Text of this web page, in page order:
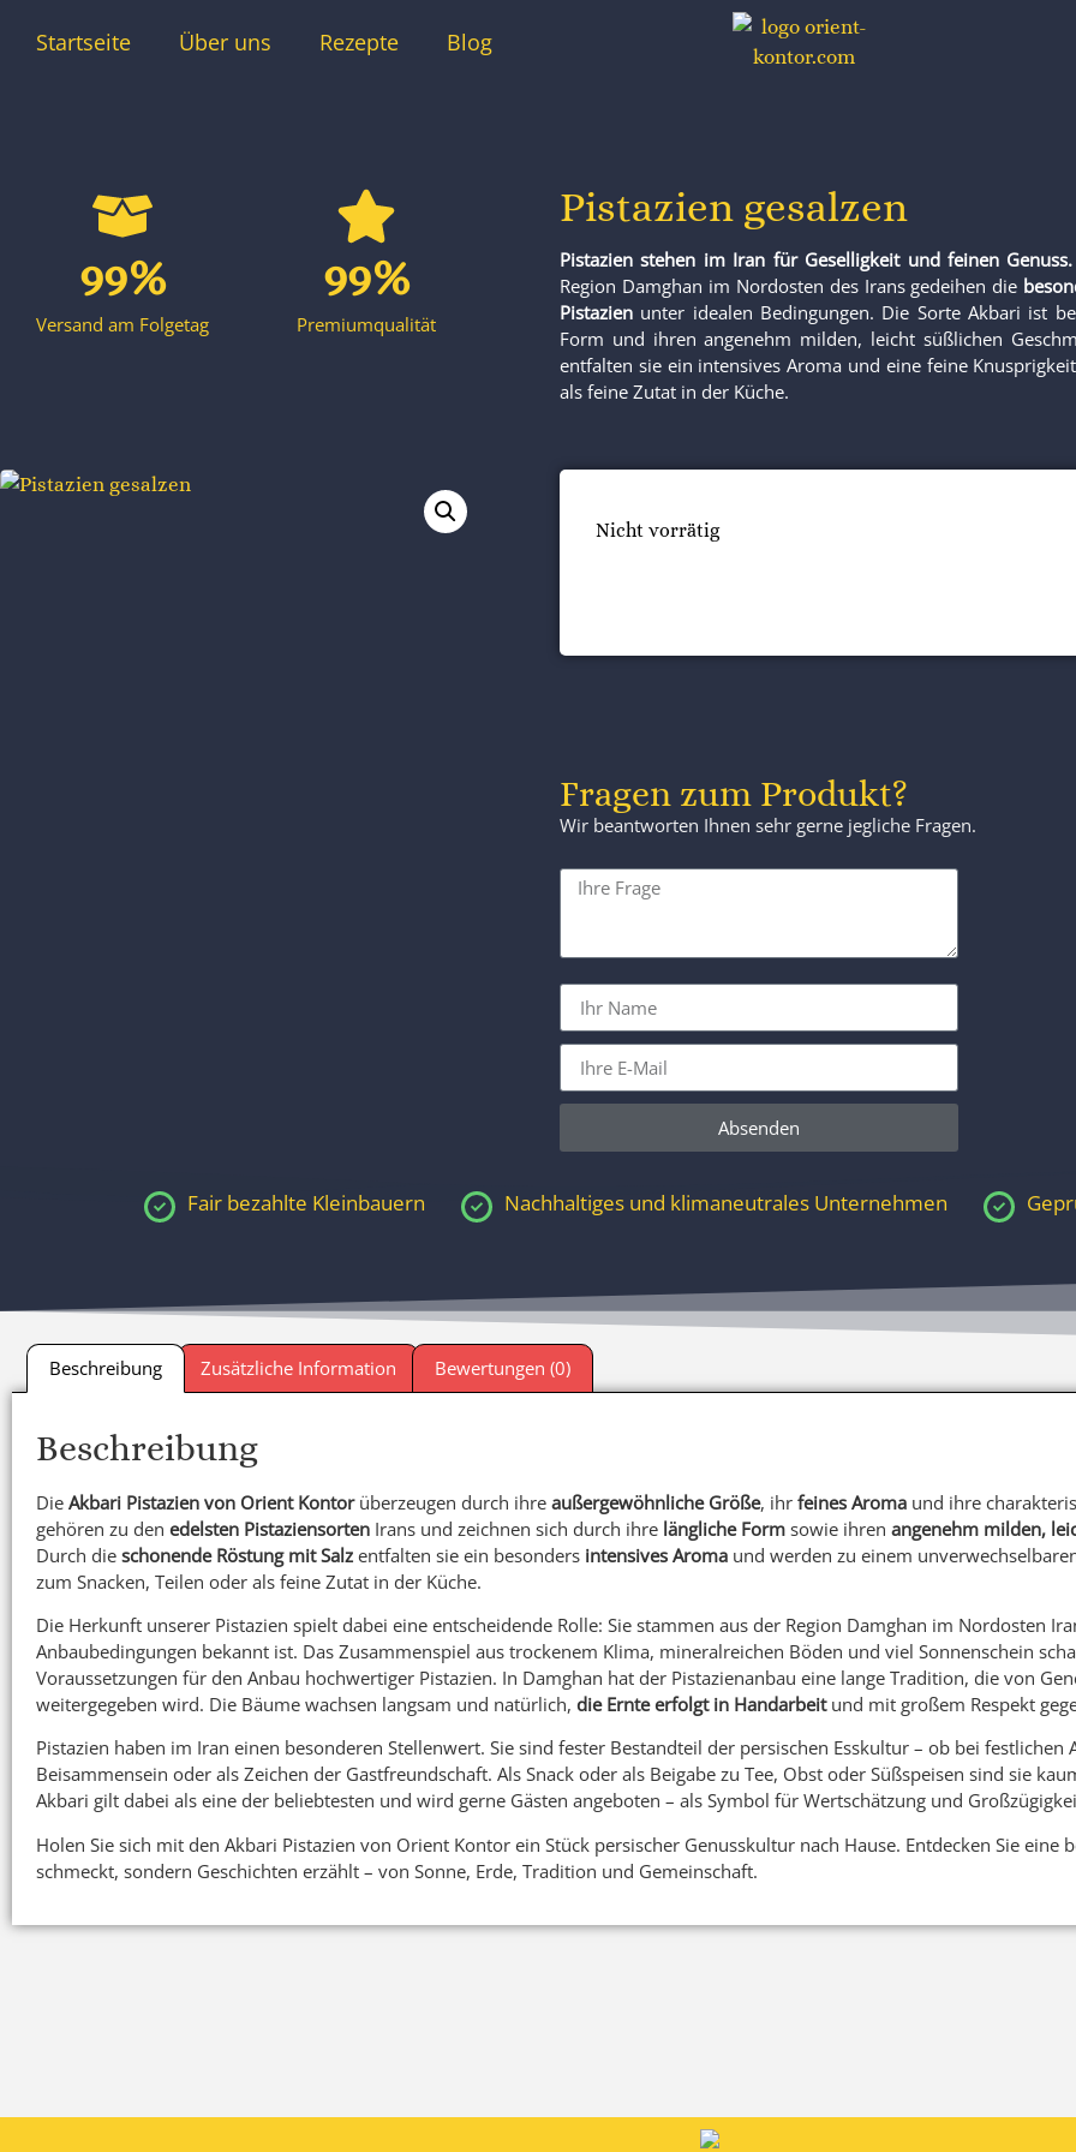
Startseite Über uns Rezepte Blog
Versand am Folgetag
100%
Premiumqualität
100%
Pistazien gesalzen
Pistazien stehen im Iran für Geselligkeit und feinen Genuss.
Region Damghan im Nordosten des Irans gedeihen die
Pistazien unter idealen Bedingungen. Die Sorte Akbari ist
Form und ihren angenehm milden, leicht süßlichen
entfalten sie ein intensives Aroma und eine feine
als feine Zutat in der Küche.
Nicht vorrätig
Fragen zum Produkt?
Wir beantworten Ihnen sehr gerne jegliche Fragen.
Absenden
Fair bezahlte Kleinbauern Nachhaltiges und klimaneutrales Unternehmen
Beschreibung Zusätzliche Information Bewertungen (0)
Beschreibung
Die Akbari Pistazien von Orient Kontorüberzeugen durch ihre außergewöhnliche Größe, ihr feines Aroma und ihre
gehören zu den edelsten Pistaziensorten Irans und zeichnen sich durch ihre längliche Form sowie ihren angenehm milden,
Durch die schonende Röstung mit Salz entfalten sie ein besonders intensives Aroma und werden zu einem
zum Snacken, Teilen oder als feine Zutat in der Küche.
Die Herkunft unserer Pistazien spielt dabei eine entscheidende Rolle: Sie stammen aus der Region Damghan im Nordosten
Anbaubedingungen bekannt ist. Das Zusammenspiel aus trockenem Klima, mineralreichen Böden und viel Sonnenschein
Voraussetzungen für den Anbau hochwertiger Pistazien. In Damghan hat der Pistazienanbau eine lange Tradition, die von
weitergegeben wird. Die Bäume wachsen langsam und natürlich, die Ernte erfolgt in Handarbeitund mit großem Respekt
Pistazien haben im Iran einen besonderen Stellenwert. Sie sind fester Bestandteil der persischen Esskultur – ob bei festlichen
Beisammensein oder als Zeichen der Gastfreundschaft. Als Snack oder als Beigabe zu Tee, Obst oder Süßspeisen sind sie
Akbari gilt dabei als eine der beliebtesten und wird gerne Gästen angeboten – als Symbol für Wertschätzung und
Holen Sie sich mit den Akbari Pistazien von Orient Kontor ein Stück persischer Genusskultur nach Hause. Entdecken Sie eine
schmeckt, sondern Geschichten erzählt – von Sonne, Erde, Tradition und Gemeinschaft.